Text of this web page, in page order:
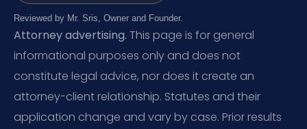
Reviewed by Mr. Sris, Owner and Founder.
Attorney advertising. This page is for general
informational purposes only and does not
constitute legal advice, nor does it create an
attorney-client relationship. Statutes and their
application change and vary by case. Prior results